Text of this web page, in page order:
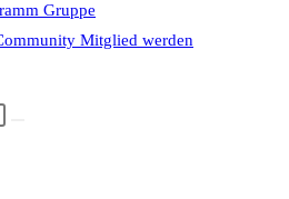
panel.Gruppe
Mitglied werden